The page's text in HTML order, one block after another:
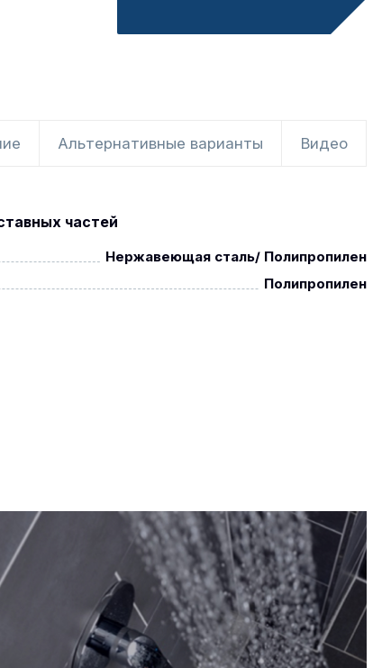
Альтернативные варианты Видео
частей
Нержавеющая сталь/ Полипропилен
Полипропилен